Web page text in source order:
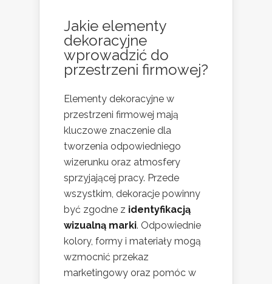
Jakie elementy
dekoracyjne
wprowadzić do
przestrzeni firmowej?
Elementy dekoracyjne w
przestrzeni firmowej mają
kluczowe znaczenie dla
tworzenia odpowiedniego
wizerunku oraz atmosfery
sprzyjającej pracy. Przede
wszystkim, dekoracje powinny
być zgodne z identyfikacją
wizualną marki. Odpowiednie
kolory, formy i materiały mogą
wzmocnić przekaz
marketingowy oraz pomóc w